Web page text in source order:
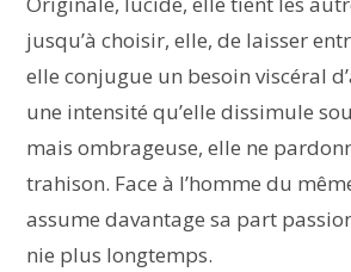
jusqu’à choisir, elle, de laisser
elle conjugue un besoin viscéral
une intensité qu’elle dissimule
mais ombrageuse, elle ne
trahison. Face à l’homme du
assume davantage sa part
nie plus longtemps.